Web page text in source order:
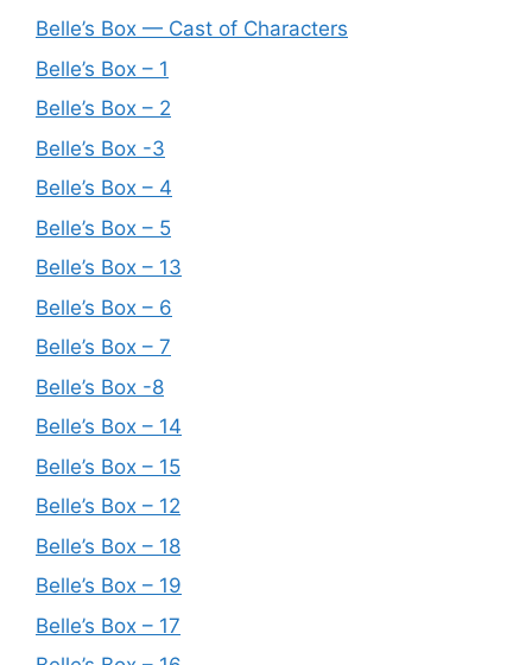
Belle’s Box — Cast of Characters
Belle’s Box – 1
Belle’s Box – 2
Belle’s Box -3
Belle’s Box – 4
Belle’s Box – 5
Belle’s Box – 13
Belle’s Box – 6
Belle’s Box – 7
Belle’s Box -8
Belle’s Box – 14
Belle’s Box – 15
Belle’s Box – 12
Belle’s Box – 18
Belle’s Box – 19
Belle’s Box – 17